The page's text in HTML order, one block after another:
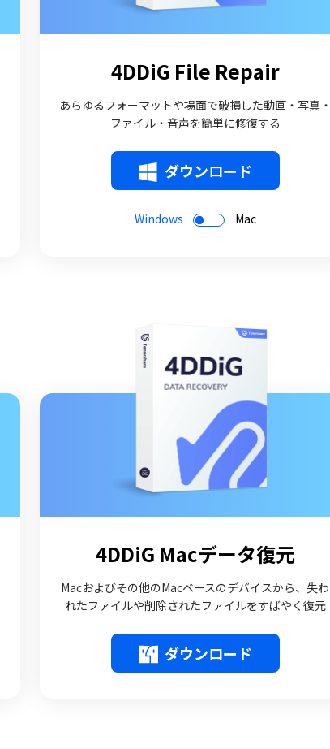
4DDiG File Repair
あらゆるフォーマットや場面で破損した動画・写真・
ファイル・音声を簡単に修復する
ダウンロード
Windows Mac
4DDiG Macデータ復元
Macおよびその他のMacベースのデバイスから、失わ
れたファイルや削除されたファイルをすばやく復元
ダウンロード